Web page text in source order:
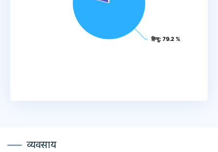
हिन्दु: 79.2 %
हिन्दु: 79.2 %
व्यवसाय